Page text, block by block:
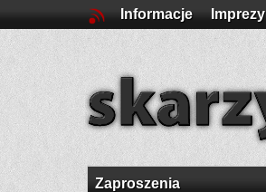
Informacje Imprezy
Zaproszenia